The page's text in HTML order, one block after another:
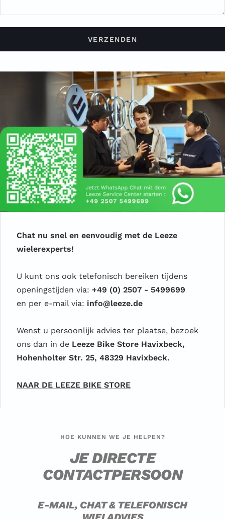
VERZENDEN
Chat nu snel en eenvoudig met de Leeze
wielerexperts!
U kunt ons ook telefonisch bereiken tijdens
openingstijden via: +49 (0) 2507 - 5499699
en per e-mail via: info@leeze.de
Wenst u persoonlijk advies ter plaatse, bezoek
ons dan in de Leeze Bike Store Havixbeck,
Hohenholter Str. 25, 48329 Havixbeck.
NAAR DE LEEZE BIKE STORE
HOE KUNNEN WE JE HELPEN?
JE DIRECTE
CONTACTPERSOON
E-MAIL, CHAT & TELEFONISCH